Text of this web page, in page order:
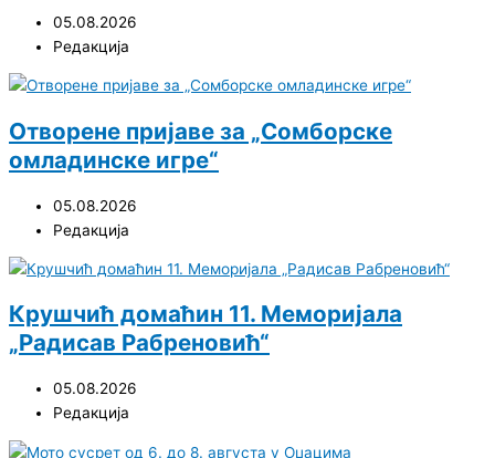
05.08.2026
Редакција
Отворене пријаве за „Сомборске
омладинске игре“
05.08.2026
Редакција
Крушчић домаћин 11. Меморијала
„Радисав Рабреновић“
05.08.2026
Редакција